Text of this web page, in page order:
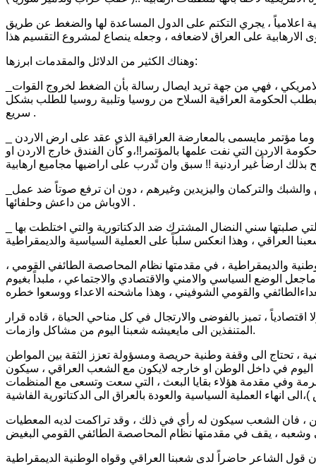
اعلامياً ، يجري التكتم على الدول المساعدة لها والضغط عن طريق
وهناك الكثير من الدلائل والمقدمات ابرزها:
بطلب الحكومة العراقية السلاح من روسيا وتلبية روسيا للطلب بشكل
سريع .
الاردن التي نفت علمها بالمؤتمر!!،و كأن الفندق خارج الاردن او
الاوباش من داعش وحلفائها .
والديمقراطية ، في مقدمتها نظام المحاصصة الطائفي القومي ،
الوضع السياسي والامني والاقتصادي والاجتماعي ، ملبداً بغيوم
، تميز بالفوضى والارتجال في كل مناحي الحياة ، قاده قرار
المتنفذين الى مايعيشه شعبنا اليوم من مشاكل وازمات.
، تحتاج الى وقفة وطنية حريصة ومسؤولة تعزز الثقة بين المواطن
في داخل الوطن او خارجه لايكون مع الشعب العراقي ، سيكون
وفي مقدمة هؤلاء بقايا البعث ، التي سعت وتسعى مع المنظمات
، فان الشعب سيكون له رأي في ذلك ، وقد تراكمت لديه المعطيات